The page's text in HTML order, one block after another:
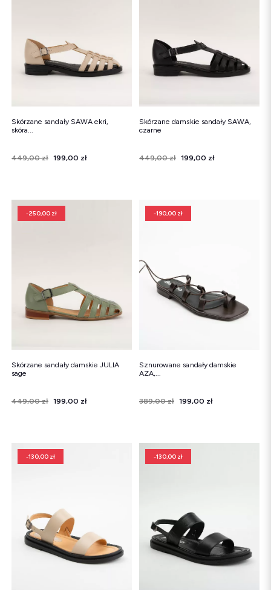
Skórzane sandały SAWA ekri,
skóra...
Cena
Cena regularna
449,00 zł 199,00 zł
Skórzane damskie sandały SAWA,
czarne
Cena
Cena regularna
449,00 zł 199,00 zł
-250,00 zł
Skórzane sandały damskie JULIA
sage
Cena
Cena regularna
449,00 zł 199,00 zł
-190,00 zł
Sznurowane sandały damskie
AZA,...
Cena
Cena regularna
389,00 zł 199,00 zł
-130,00 zł -130,00 zł
Sandały
Śniegowce